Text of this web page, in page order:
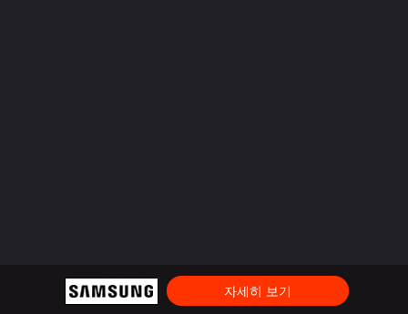
자세히 보기